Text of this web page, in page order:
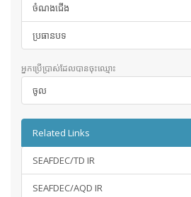
ចំណងជើង
ប្រធានបទ
អ្នកប្រើប្រាស់ដែលបានចុះឈ្មោះ
ចូល
Related Links
SEAFDEC/TD IR
SEAFDEC/AQD IR